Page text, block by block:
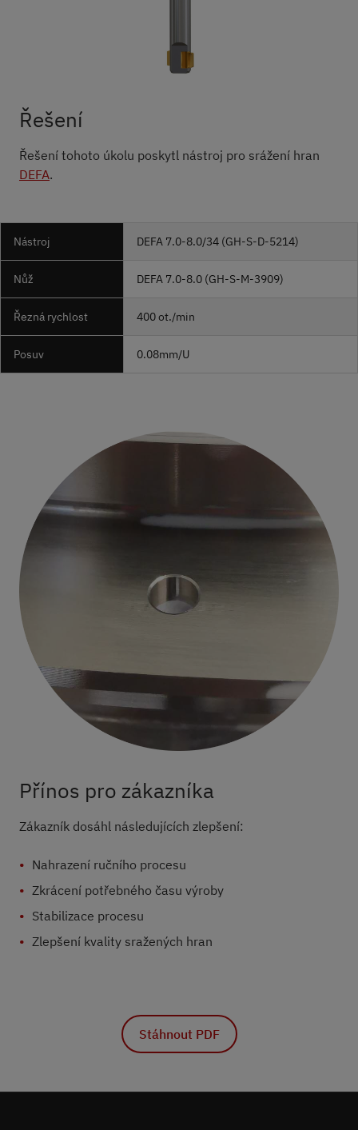
Řešení
Řešení tohoto úkolu poskytl nástroj pro srážení hran
DEFA.
Nástroj DEFA 7.0-8.0/34 (GH-S-D-5214)
Nůž DEFA 7.0-8.0 (GH-S-M-3909)
Řezná rychlost 400 ot./min
Posuv 0.08mm/U
Přínos pro zákazníka
Zákazník dosáhl následujících zlepšení:
Nahrazení ručního procesu
Zkrácení potřebného času výroby
Stabilizace procesu
Zlepšení kvality sražených hran
Stáhnout PDF